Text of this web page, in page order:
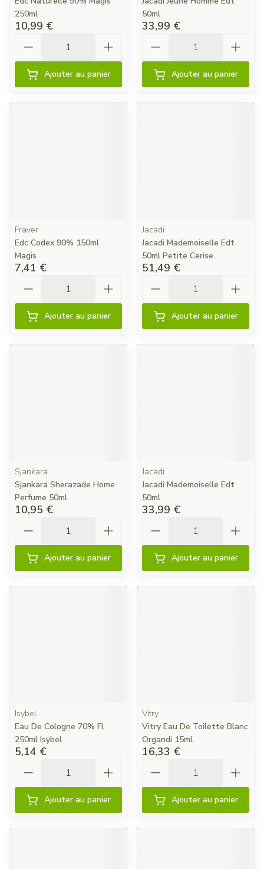
250ml
10,99 €
Ajouter au panier
50ml
33,99 €
Ajouter au panier
Fraver
Edc Codex 90% 150ml
Magis
7,41 €
Ajouter au panier
Jacadi
Jacadi Mademoiselle Edt
50ml Petite Cerise
51,49 €
Ajouter au panier
Sjankara
Sjankara Sherazade Home
Perfume 50ml
10,95 €
Ajouter au panier
Jacadi
Jacadi Mademoiselle Edt
50ml
33,99 €
Ajouter au panier
Isybel
Eau De Cologne 70% Fl
250ml Isybel
5,14 €
Ajouter au panier
Vitry
Vitry Eau De Toilette Blanc
Organdi 15ml
16,33 €
Ajouter au panier